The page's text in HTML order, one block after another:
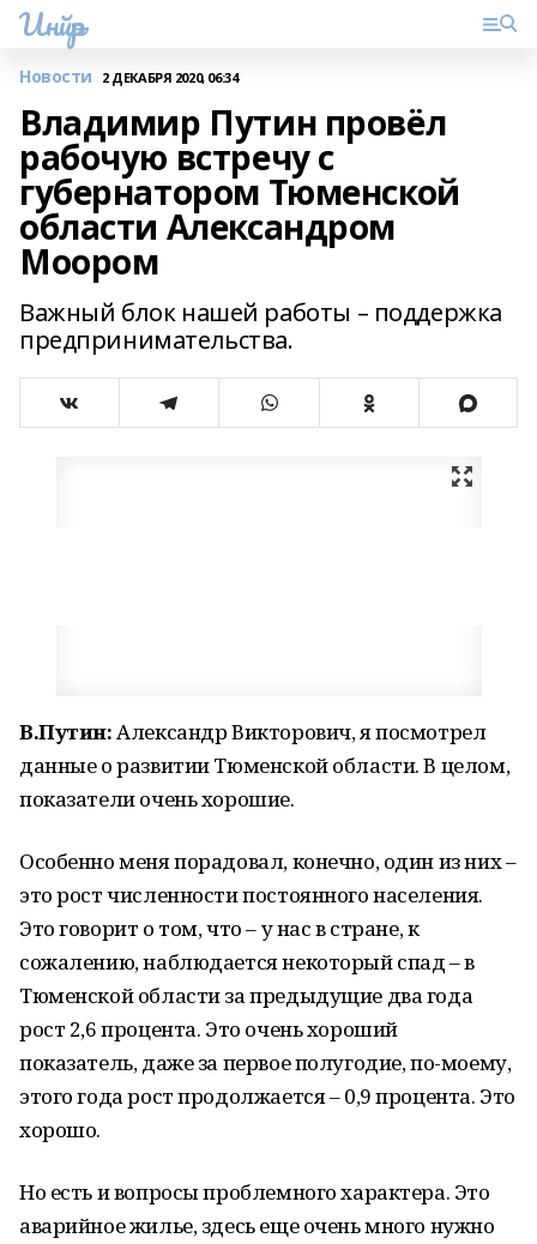
Инйәр
Новости 2 ДЕКАБРЯ 2020, 06:34
Владимир Путин провёл
рабочую встречу с
губернатором Тюменской
области Александром
Моором
Важный блок нашей работы – поддержка
предпринимательства.
В.Путин:Александр Викторович, я посмотрел
данные о развитии Тюменской области. В целом,
показатели очень хорошие.
Особенно меня порадовал, конечно, один из них –
это рост численности постоянного населения.
Это говорит о том, что – у нас в стране, к
сожалению, наблюдается некоторый спад – в
Тюменской области за предыдущие два года
рост 2,6 процента. Это очень хороший
показатель, даже за первое полугодие, по-моему,
этого года рост продолжается – 0,9 процента. Это
хорошо.
Но есть и вопросы проблемного характера. Это
аварийное жилье, здесь еще очень много нужно